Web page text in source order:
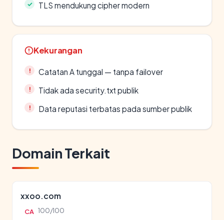
TLS mendukung cipher modern
Kekurangan
Catatan A tunggal — tanpa failover
Tidak ada security.txt publik
Data reputasi terbatas pada sumber publik
Domain Terkait
xxoo.com
CA 100/100